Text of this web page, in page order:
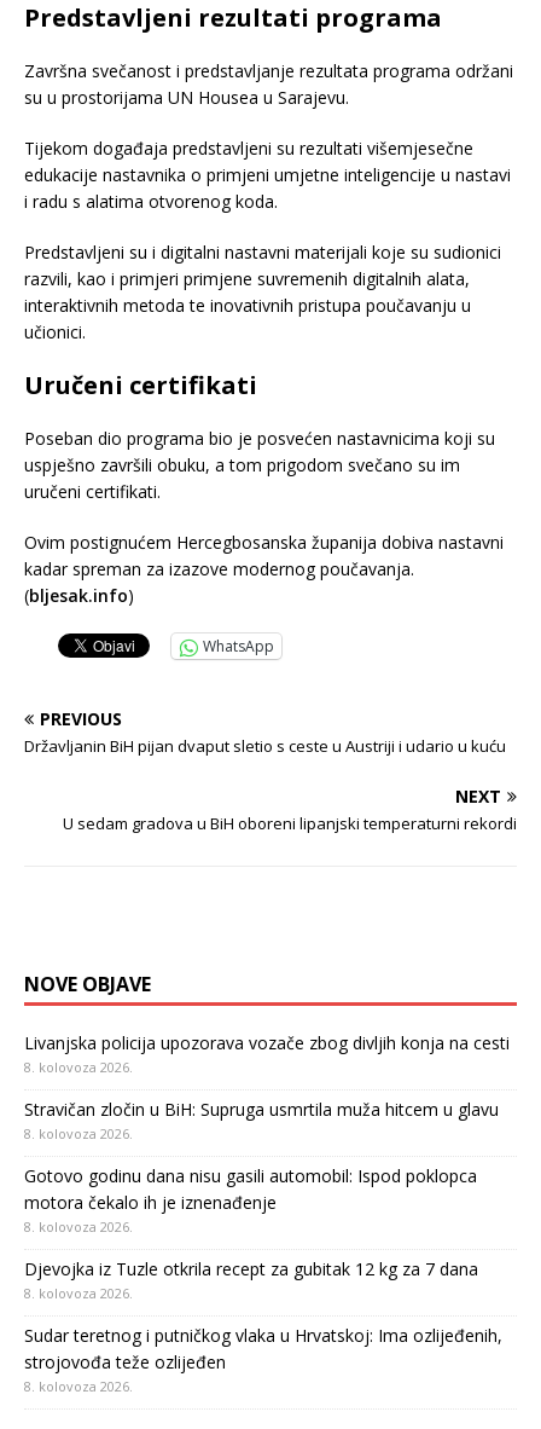
Predstavljeni rezultati programa
Završna svečanost i predstavljanje rezultata programa održani
su u prostorijama UN Housea u Sarajevu.
Tijekom događaja predstavljeni su rezultati višemjesečne
edukacije nastavnika o primjeni umjetne inteligencije u nastavi
i radu s alatima otvorenog koda.
Predstavljeni su i digitalni nastavni materijali koje su sudionici
razvili, kao i primjeri primjene suvremenih digitalnih alata,
interaktivnih metoda te inovativnih pristupa poučavanju u
učionici.
Uručeni certifikati
Poseban dio programa bio je posvećen nastavnicima koji su
uspješno završili obuku, a tom prigodom svečano su im
uručeni certifikati.
Ovim postignućem Hercegbosanska županija dobiva nastavni
kadar spreman za izazove modernog poučavanja.
(bljesak.info)
WhatsApp
PREVIOUS
Državljanin BiH pijan dvaput sletio s ceste u Austriji i udario u kuću
NEXT
U sedam gradova u BiH oboreni lipanjski temperaturni rekordi
NOVE OBJAVE
Livanjska policija upozorava vozače zbog divljih konja na cesti
8. kolovoza 2026.
Stravičan zločin u BiH: Supruga usmrtila muža hitcem u glavu
8. kolovoza 2026.
Gotovo godinu dana nisu gasili automobil: Ispod poklopca
motora čekalo ih je iznenađenje
8. kolovoza 2026.
Djevojka iz Tuzle otkrila recept za gubitak 12 kg za 7 dana
8. kolovoza 2026.
Sudar teretnog i putničkog vlaka u Hrvatskoj: Ima ozlijeđenih,
strojovođa teže ozlijeđen
8. kolovoza 2026.